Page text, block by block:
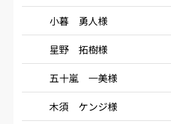
小暮 勇人様
星野 拓樹様
五十嵐 一美様
木須 ケンジ様